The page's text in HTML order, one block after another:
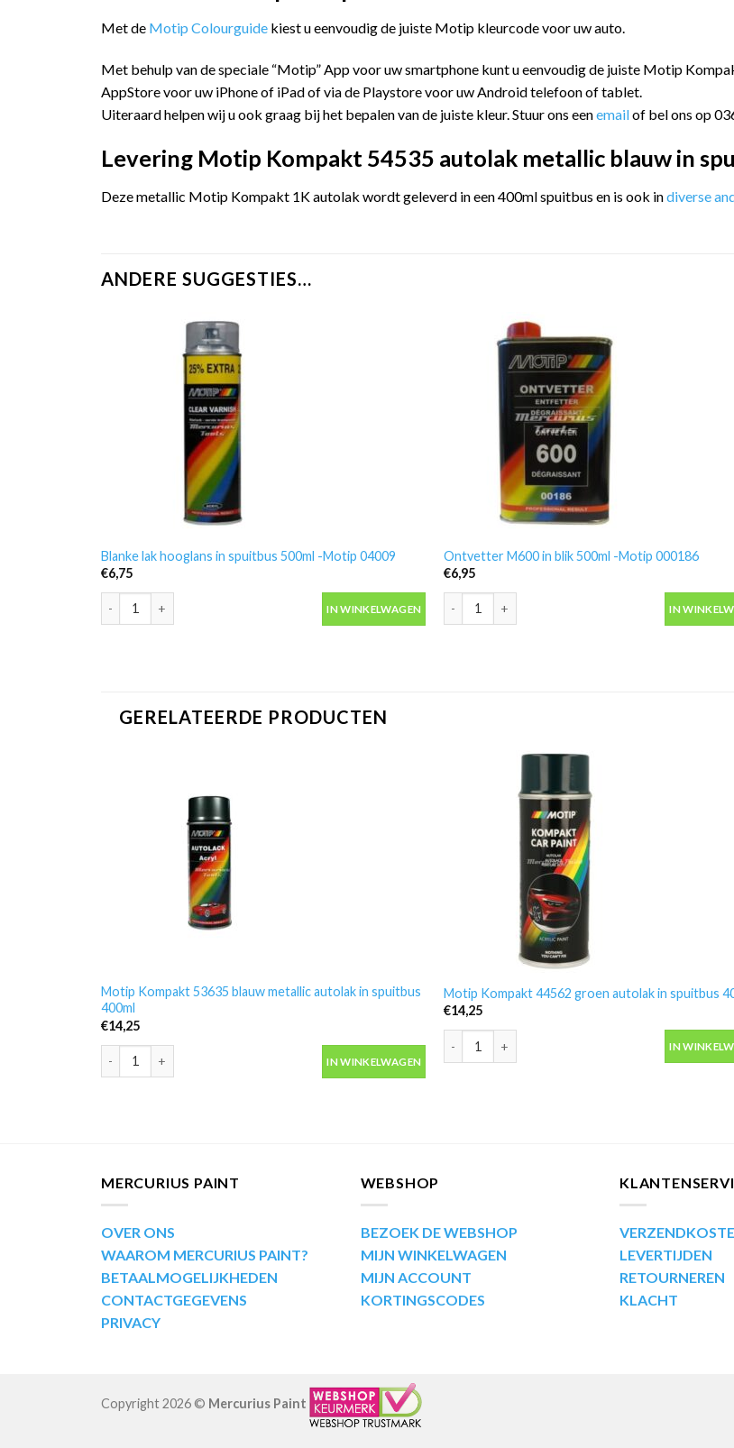
Met de Motip Colourguide kiest u eenvoudig de juiste Motip kleurcode voor uw auto.
Met behulp van de speciale “Motip” App voor uw smartphone kunt u eenvoudig de juiste Motip
AppStore voor uw iPhone of iPad of via de Playstore voor uw Android telefoon of tablet.
Uiteraard helpen wij u ook graag bij het bepalen van de juiste kleur. Stuur ons eenemailof bel ons op
Levering Motip Kompakt 54535 autolak metallic blauw in
Deze metallic Motip Kompakt 1K autolak wordt geleverd in een 400ml spuitbus en is ook indiverse
ANDERE SUGGESTIES…
Blanke lak hooglans in spuitbus 500ml -Motip 04009
€6,75
Blanke lak hooglans in spuitbus 500ml -Motip 04009 aantal
IN WINKELWAGEN
Ontvetter M600 in blik 500ml -Motip 000186
€6,95
Ontvetter M600 in blik 500ml -Motip 000186 aantal
IN
GERELATEERDE PRODUCTEN
Motip Kompakt 53635 blauw metallic autolak in spuitbus
400ml
€14,25
Motip Kompakt 53635 blauw metallic autolak in spuitbus 400ml aantal
IN WINKELWAGEN
Motip Kompakt 44562 groen autolak in spuitbus
€14,25
Motip Kompakt 44562 groen autolak in spuitbus
IN
MERCURIUS PAINT
OVER ONS
WAAROM MERCURIUS PAINT?
BETAALMOGELIJKHEDEN
CONTACTGEGEVENS
PRIVACY
WEBSHOP
BEZOEK DE WEBSHOP
MIJN WINKELWAGEN
MIJN ACCOUNT
KORTINGSCODES
LEVERTIJDEN
RETOURNEREN
KLACHT
Copyright 2026 © Mercurius Paint